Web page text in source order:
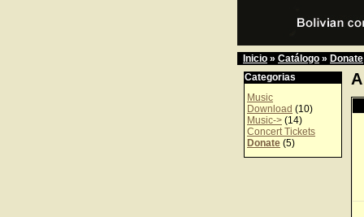
Inicio » Catálogo » Donate
Categorias
Music
Download (10)
Music-> (14)
Concert Tickets
Donate (5)